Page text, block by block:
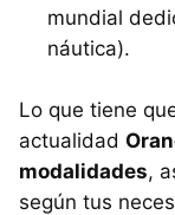
mundial
náutica).
Lo que tiene
actualidad
modalidades,
según tus